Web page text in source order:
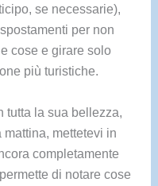
se necessarie),
per non
cose e girare solo
più turistiche.
tutta la sua bellezza,
mettetevi in
completamente
di notare cose